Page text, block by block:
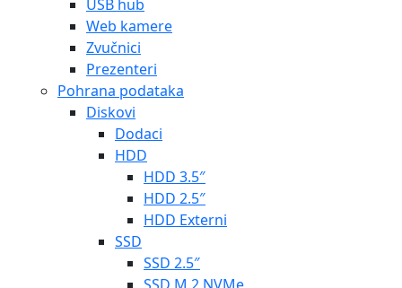
USB hub
Web kamere
Zvučnici
Prezenteri
Pohrana podataka
Diskovi
Dodaci
HDD
HDD 3.5″
HDD 2.5″
HDD Externi
SSD
SSD 2.5″